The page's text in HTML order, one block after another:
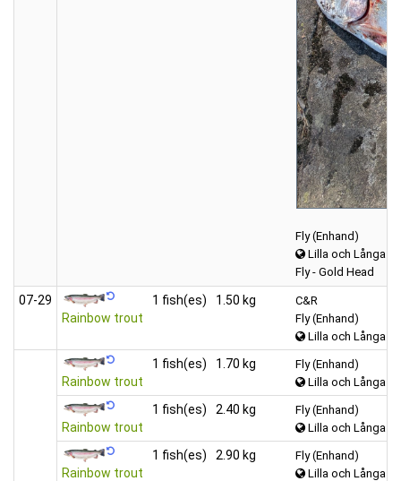
Fly (Enhand)
Lilla och Långa
Fly - Gold Head
07‑29
Rainbow trout
1 fish(es) 1.50 kg
C&R
Fly (Enhand)
Lilla och Långa
Rainbow trout
1 fish(es) 1.70 kg
Fly (Enhand)
Lilla och Långa
Rainbow trout
1 fish(es) 2.40 kg
Fly (Enhand)
Lilla och Långa
Rainbow trout
1 fish(es) 2.90 kg
Fly (Enhand)
Lilla och Långa